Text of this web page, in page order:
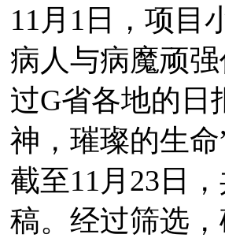
11月1日，项目
病人与病魔顽
过G省各地的日
神，璀璨的生
截至11月23日
稿。经过筛选